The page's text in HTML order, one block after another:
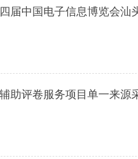
届中国电子信息博览会汕
助评卷服务项目单一来源